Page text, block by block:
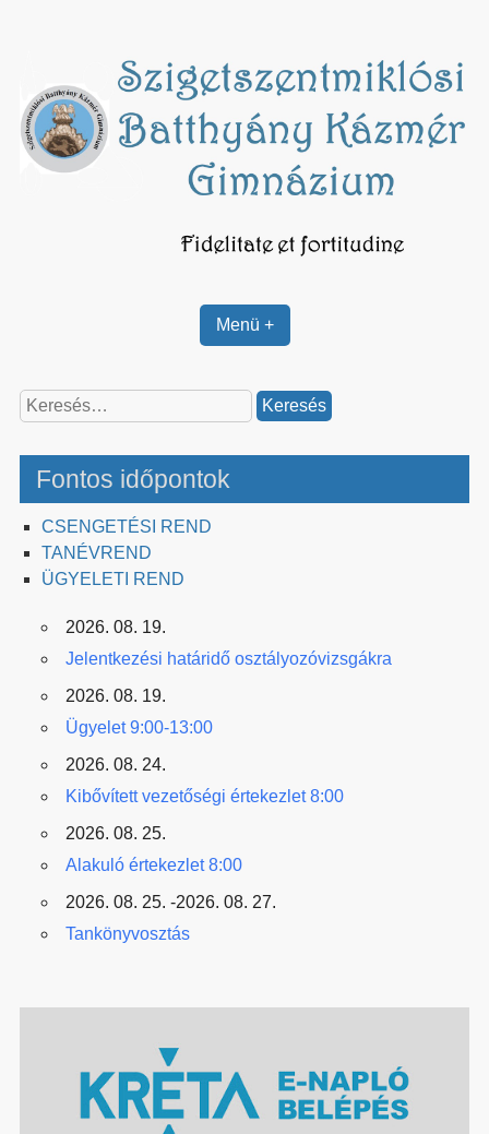
Menü +
Keresés:
Fontos időpontok
CSENGETÉSI REND
TANÉVREND
ÜGYELETI REND
2026. 08. 19.
Jelentkezési határidő osztályozóvizsgákra
2026. 08. 19.
Ügyelet 9:00-13:00
2026. 08. 24.
Kibővített vezetőségi értekezlet 8:00
2026. 08. 25.
Alakuló értekezlet 8:00
2026. 08. 25. -2026. 08. 27.
Tankönyvosztás